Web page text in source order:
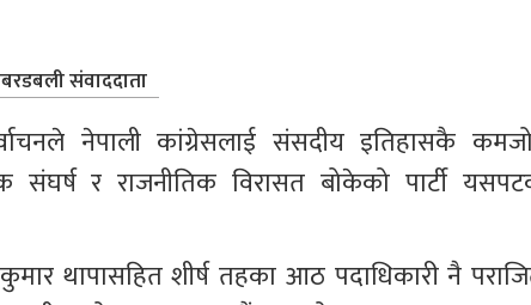
संवाददाता
नेपाली कांग्रेसलाई संसदीय इतिहासकै
संघर्ष र राजनीतिक विरासत बोकेको पार्टी
थापासहित शीर्ष तहका आठ पदाधिकारी नै